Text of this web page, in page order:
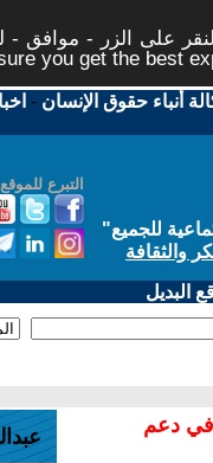
على الزر - موافق -
you get the best
أنباء حقوق الإنسان -
التبرع
للجميع"
والثقافة
البديل
في دعم